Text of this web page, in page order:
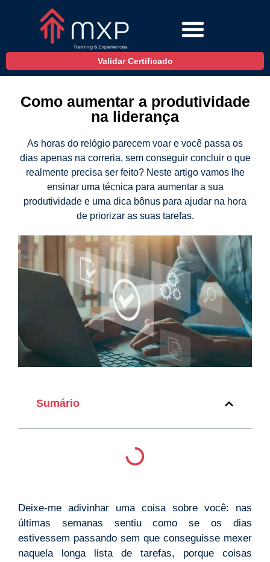
Validar Certificado
Como aumentar a produtividade
na liderança
As horas do relógio parecem voar e você passa os
dias apenas na correria, sem conseguir concluir o que
realmente precisa ser feito? Neste artigo vamos lhe
ensinar uma técnica para aumentar a sua
produtividade e uma dica bônus para ajudar na hora
de priorizar as suas tarefas.
Sumário
Deixe-me adivinhar uma coisa sobre você: nas
últimas semanas sentiu como se os dias
estivessem passando sem que conseguisse mexer
naquela longa lista de tarefas, porque coisas